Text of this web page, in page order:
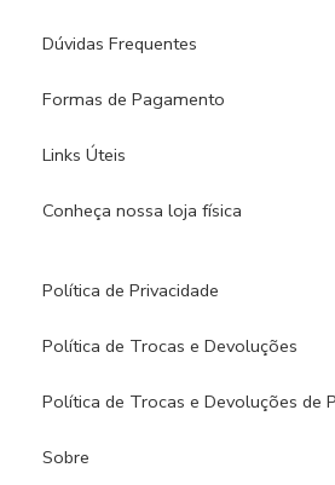
Dúvidas Frequentes
Formas de Pagamento
Links Úteis
Conheça nossa loja física​
Política de Privacidade
Política de Trocas e Devoluções
Política de Trocas e Devoluções de
Sobre